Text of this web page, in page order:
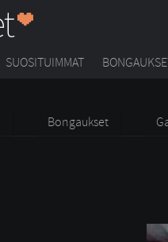
SUOSITUIMMAT
Bongaukset